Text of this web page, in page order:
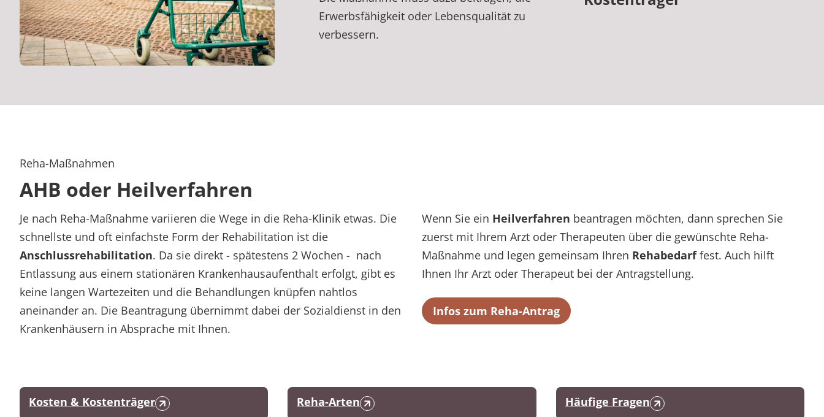
Erwerbsfähigkeit oder Lebensqualität zu
verbessern.
Reha-Maßnahmen
AHB oder Heilverfahren
Je nach Reha-Maßnahme variieren die Wege in die Reha-Klinik etwas. Die
schnellste und oft einfachste Form der Rehabilitation ist die
Anschlussrehabilitation. Da sie direkt - spätestens 2 Wochen - nach
Entlassung aus einem stationären Krankenhausaufenthalt erfolgt, gibt es
keine langen Wartezeiten und die Behandlungen knüpfen nahtlos
aneinander an. Die Beantragung übernimmt dabei der Sozialdienst in den
Krankenhäusern in Absprache mit Ihnen.
Wenn Sie ein Heilverfahren beantragen möchten, dann sprechen Sie
zuerst mit Ihrem Arzt oder Therapeuten über die gewünschte Reha-
Maßnahme und legen gemeinsam Ihren Rehabedarffest. Auch hilft
Ihnen Ihr Arzt oder Therapeut bei der Antragstellung.
Infos zum Reha-Antrag
Kosten & Kostenträger Reha-Arten Häufige Fragen